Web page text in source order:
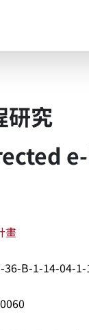
果
研究
畫
36-B-1-14-04-1-